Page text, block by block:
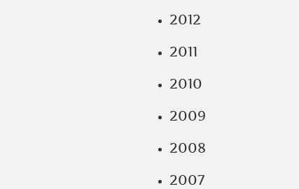
2012
2011
2010
2009
2008
2007